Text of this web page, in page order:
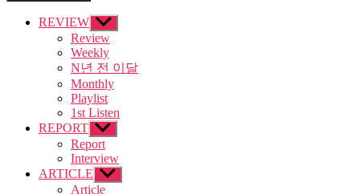
REVIEW Show
sub
menu
Review
Weekly
N년 전 이달
Monthly
Playlist
1st Listen
REPORT Show
sub
menu
Report
Interview
ARTICLE Show
sub
Article